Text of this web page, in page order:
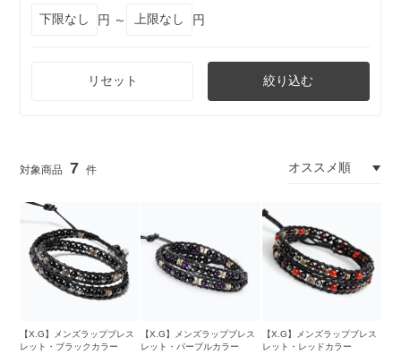
円 ～
円
リセット 絞り込む
7
【X.G】メンズラップブレス
レット・ブラックカラー
【X.G】メンズラップブレス
レット・パープルカラー
【X.G】メンズラップブレス
レット・レッドカラー